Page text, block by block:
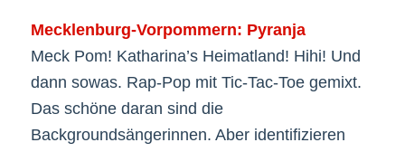
Mecklenburg-Vorpommern: Pyranja
Meck Pom! Katharina’s Heimatland! Hihi! Und
dann sowas. Rap-Pop mit Tic-Tac-Toe gemixt.
Das schöne daran sind die
Backgroundsängerinnen. Aber identifizieren